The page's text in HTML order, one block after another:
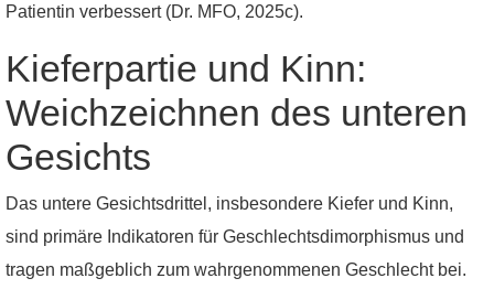
Patientin verbessert (Dr. MFO, 2025c).
Kieferpartie und Kinn:
Weichzeichnen des unteren
Gesichts
Das untere Gesichtsdrittel, insbesondere Kiefer und Kinn,
sind primäre Indikatoren für Geschlechtsdimorphismus und
tragen maßgeblich zum wahrgenommenen Geschlecht bei.